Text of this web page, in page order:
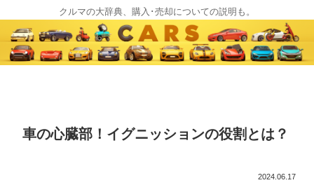
クルマの大辞典、購入･売却についての説明も。
車の心臓部！イグニッションの役割とは？
2024.06.17